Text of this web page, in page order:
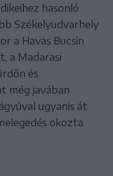
hasonló
Székelyudvarhely
a Havas Bucsin
a Madarasi
és
még javában
ugyanis át
okozta